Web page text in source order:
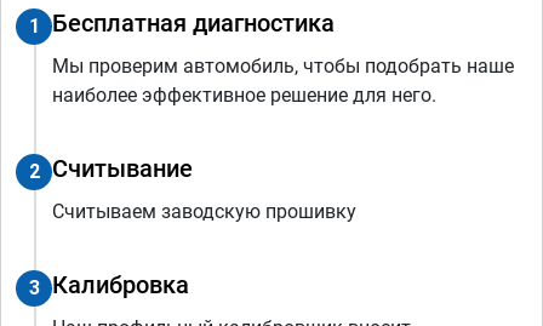
1 Бесплатная диагностика
Мы проверим автомобиль, чтобы подобрать наше
наиболее эффективное решение для него.
2 Считывание
Считываем заводскую прошивку
3 Калибровка